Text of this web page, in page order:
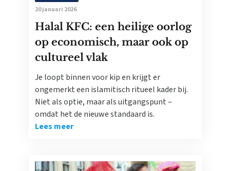
20 januari 2026
Halal KFC: een heilige oorlog
op economisch, maar ook op
cultureel vlak
Je loopt binnen voor kip en krijgt er
ongemerkt een islamitisch ritueel kader bij.
Niet als optie, maar als uitgangspunt –
omdat het de nieuwe standaard is.
Lees meer